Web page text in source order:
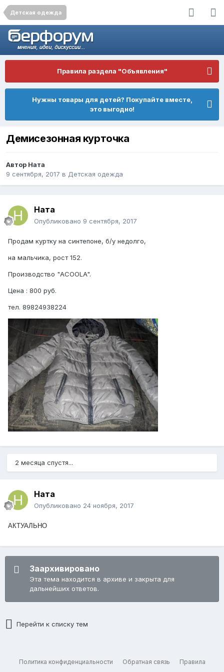
Детская одежда
Правила раздела "Объявления"
Нужны товары для детей? Покупайте вместе,
это выгодно!
Демисезонная курточка
Автор Ната
9 сентября, 2017 в Детская одежда
Ната
Опубликовано 9 сентября, 2017
Продам куртку на синтепоне, б/у недолго,
на мальчика, рост 152.
Производство "ACOOLA".
Цена : 800 руб.
тел. 89824938224
2 месяца спустя...
Ната
Опубликовано 24 ноября, 2017
АКТУАЛЬНО
Заархивировано
Эта тема находится в архиве и закрыта для
дальнейших ответов.
Перейти к списку тем
Политика конфиденциальности Обратная связь Правила